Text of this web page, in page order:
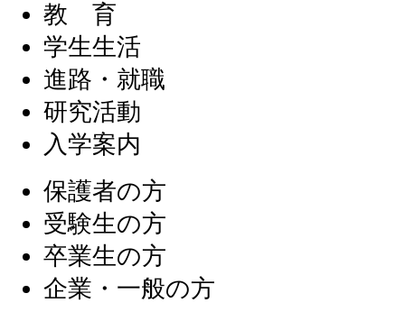
教 育
学生生活
進路・就職
研究活動
入学案内
保護者の方
受験生の方
卒業生の方
企業・一般の方